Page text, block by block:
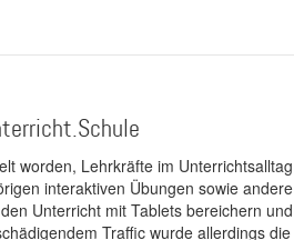
worden, Lehrkräfte im
interaktiven Übungen sowie
Unterricht mit Tablets bereichern
Traffic wurde allerdings